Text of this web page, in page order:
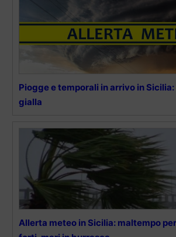
Piogge e temporali in arrivo in Sicilia:
gialla
Allerta meteo in Sicilia: maltempo